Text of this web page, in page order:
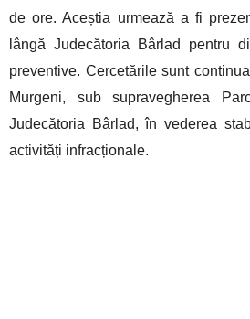
de ore. Aceștia urmează a fi
lângă Judecătoria Bârlad pentru
preventive. Cercetările sunt
Murgeni, sub supravegherea
Judecătoria Bârlad, în vederea
activități infracționale.